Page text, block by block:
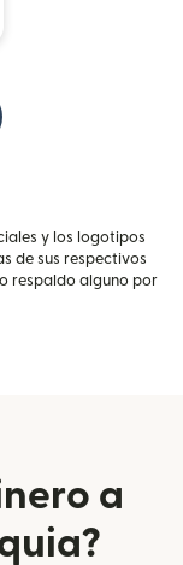
y los logotipos
de sus respectivos
respaldo alguno por
a